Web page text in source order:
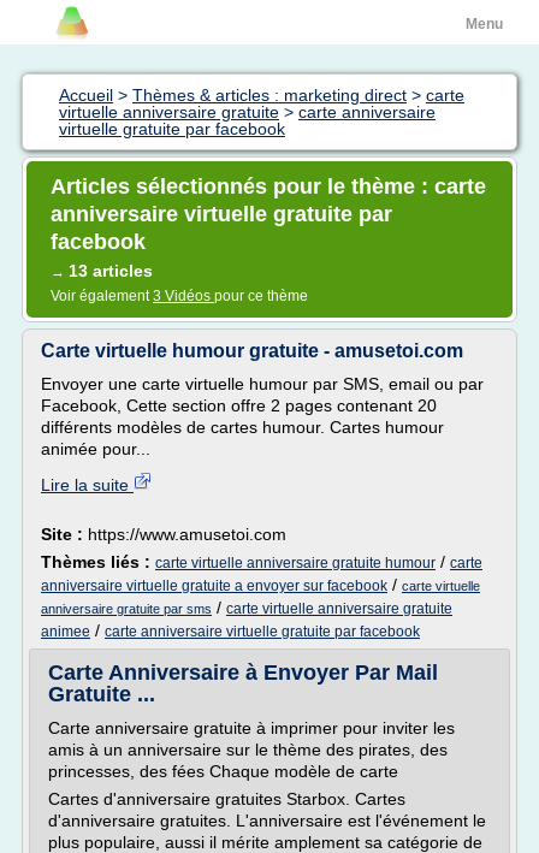
Menu
Accueil > Thèmes & articles : marketing direct > carte
virtuelle anniversaire gratuite > carte anniversaire
virtuelle gratuite par facebook
Articles sélectionnés pour le thème : carte
anniversaire virtuelle gratuite par
facebook
→ 13 articles
Voir également3 Vidéos pour ce thème
Carte virtuelle humour gratuite - amusetoi.com
Envoyer une carte virtuelle humour par SMS, email ou par
Facebook, Cette section offre 2 pages contenant 20
différents modèles de cartes humour. Cartes humour
animée pour...
Lire la suite
Site : https://www.amusetoi.com
Thèmes liés : carte virtuelle anniversaire gratuite humour / carte
anniversaire virtuelle gratuite a envoyer sur facebook / carte virtuelle
anniversaire gratuite par sms / carte virtuelle anniversaire gratuite
animee / carte anniversaire virtuelle gratuite par facebook
Carte Anniversaire à Envoyer Par Mail
Gratuite ...
Carte anniversaire gratuite à imprimer pour inviter les
amis à un anniversaire sur le thème des pirates, des
princesses, des fées Chaque modèle de carte
Cartes d'anniversaire gratuites Starbox. Cartes
d'anniversaire gratuites. L'anniversaire est l'événement le
plus populaire, aussi il mérite amplement sa catégorie de